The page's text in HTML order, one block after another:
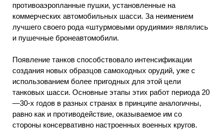
противоаэропланные пушки, установленные на
коммерческих автомобильных шасси. За неимением
лучшего своего рода «штурмовыми орудиями» являлись
и пушечные бронеавтомобили.
Появление танков способствовало интенсификации
создания новых образцов самоходных орудий, уже с
использованием более пригодных для этой цели
танковых шасси. Основные этапы этих работ периода 20
—30-х годов в разных странах в принципе аналогичны,
равно как и противодействие, оказываемое им со
стороны консервативно настроенных военных кругов.